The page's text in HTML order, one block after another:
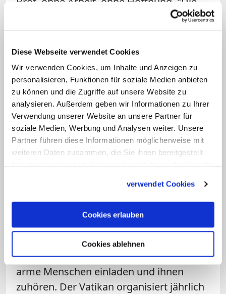
Diese Webseite verwendet Cookies
Wir verwenden Cookies, um Inhalte und Anzeigen zu
personalisieren, Funktionen für soziale Medien anbieten
zu können und die Zugriffe auf unsere Website zu
analysieren. Außerdem geben wir Informationen zu Ihrer
Verwendung unserer Website an unsere Partner für
soziale Medien, Werbung und Analysen weiter. Unsere
Partner führen diese Informationen möglicherweise mit
weiteren Daten zusammen, die Sie ihnen bereitgestellt
verwendet Cookies
Cookies erlauben
Cookies ablehnen
Armut ist ein Skandal", sagte der Papst
haben vom Herrn das Geschenk seiner
Liebe erhalten und sollen ein Geschenk
für andere werden."
Papst Franziskus hatte den katholischen
Welttag der Armen zum Ende des
Heiligen Jahresder Barmherzigkeit 2016
eingeführt. Erstmals wurde er 2017
er unter dem Motto: "Wende dein
Ansicht des Papstes soll der Tag in erster
Linie eine Gelegenheit für konkrete Taten
und Begegnungen sein.
Kirchengemeinden und Verbände sollten
arme Menschen einladen und ihnen
zuhören. Der Vatikan organisiert jährlich